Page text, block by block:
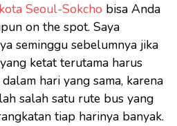
Seoul-Sokcho bisa Anda
on the spot. Saya
seminggu sebelumnya jika
ketat terutama harus
hari yang sama, karena
salah satu rute bus yang
tiap harinya banyak.